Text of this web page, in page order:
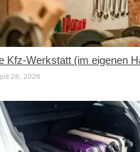
Kfz‑Werkstatt (im eigenen
28, 2026